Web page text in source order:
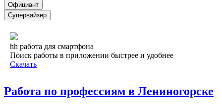
Официант
Супервайзер
hh работа для смартфона
Поиск работы в приложении быстрее и удобнее
Скачать
Работа по профессиям в Лениногорске